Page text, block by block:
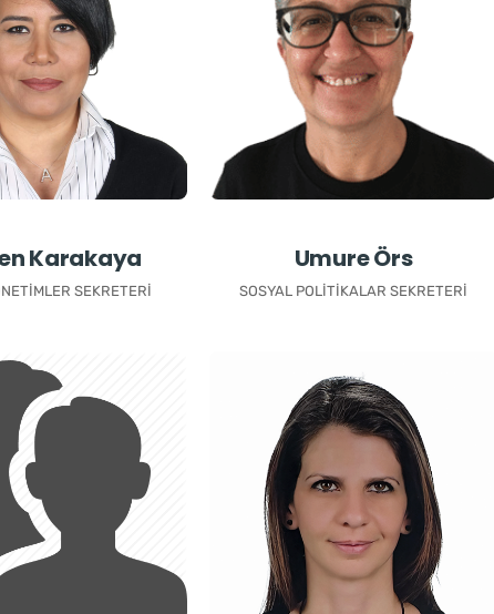
Karakaya
SEKRETERI
Umure Örs
SOSYAL POLITIKALAR SEKRETERI